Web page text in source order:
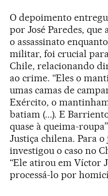
O depoimento
por José Paredes, que
o assassinato
militar, foi crucial
Chile, relacionando
ao crime. “Eles o
umas camas de
Exército, o
batiam (...). E
quase à queima-
Justiça chilena. Para o
investigou o caso no
“Ele atirou em Víctor
processá-lo por